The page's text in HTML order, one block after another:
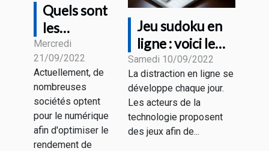
Quels sont
les
avantages
du
marketing
digital ?
Mercredi
21/09/2022
Actuellement, de
nombreuses
sociétés optent
pour le numérique
afin d'optimiser le
rendement de
Jeu sudoku en
ligne : voici le
fonctionnement
Samedi 10/09/2022
La distraction en ligne se
développe chaque jour.
Les acteurs de la
technologie proposent
des jeux afin de...